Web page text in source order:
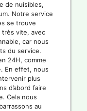
de nuisibles,
Notre service
se trouve
très vite, avec
car nous
du service.
24H, comme
En effet, nous
plus
d’abord faire
Cela nous
au